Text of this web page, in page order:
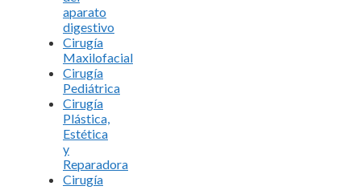
aparato
digestivo
Cirugía
Maxilofacial
Cirugía
Pediátrica
Cirugía
Plástica,
Estética
y
Reparadora
Cirugía